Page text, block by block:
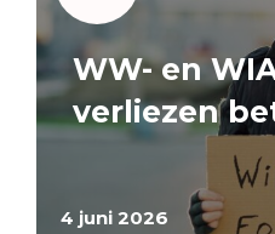
4 juni 2026
WW- en
verliezen